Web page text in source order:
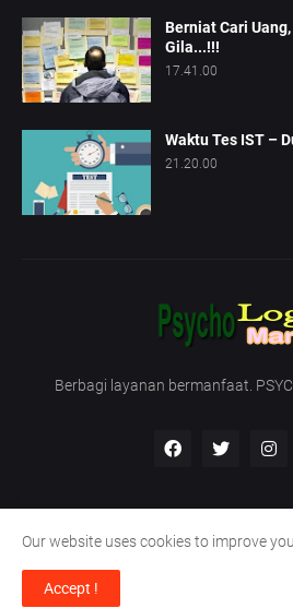
Berniat Cari
Gila...!!!
17.41.00
Waktu Tes IST –
21.20.00
Berbagi layanan bermanfaat.
Support by -
Tentang Kami
Our website uses cookies to improve
Accept !